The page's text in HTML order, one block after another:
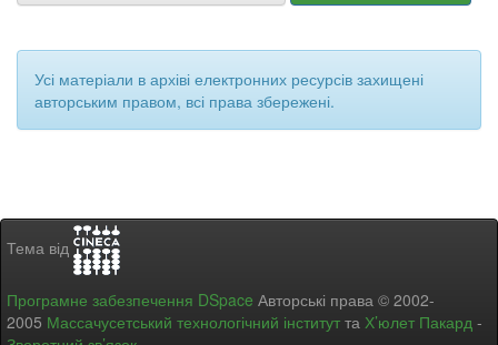
Усі матеріали в архіві електронних ресурсів захищені
авторським правом, всі права збережені.
Тема від
Програмне забезпечення DSpace Авторські права © 2002-
2005 Массачусетський технологічний інститут та Х’юлет Пакард -